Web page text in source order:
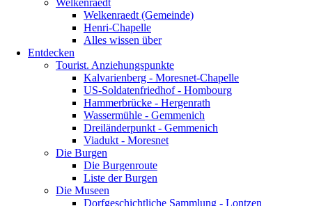
Welkenraedt (Gemeinde)
Henri-Chapelle
Alles wissen über
Entdecken
Tourist. Anziehungspunkte
Kalvarienberg - Moresnet-Chapelle
US-Soldatenfriedhof - Hombourg
Hammerbrücke - Hergenrath
Wassermühle - Gemmenich
Dreiländerpunkt - Gemmenich
Viadukt - Moresnet
Die Burgen
Die Burgenroute
Liste der Burgen
Die Museen
Dorfgeschichtliche Sammlung - Lontzen